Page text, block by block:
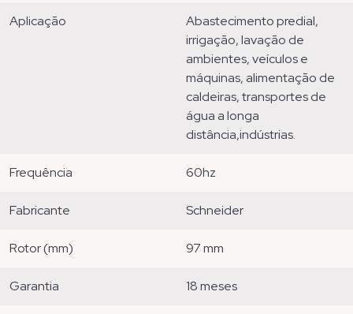
aplicação
abastecimento predial,
irrigação, lavação de
ambientes, veículos e
máquinas, alimentação de
caldeiras, transportes de
água a longa
distância,indústrias.
frequência 60hz
fabricante schneider
rotor (mm) 97 mm
garantia 18 meses